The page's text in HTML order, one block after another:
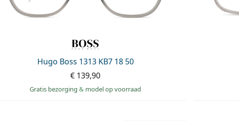
Hugo Boss 1313 KB7 18 50
€ 139,90
Gratis bezorging & model op voorraad